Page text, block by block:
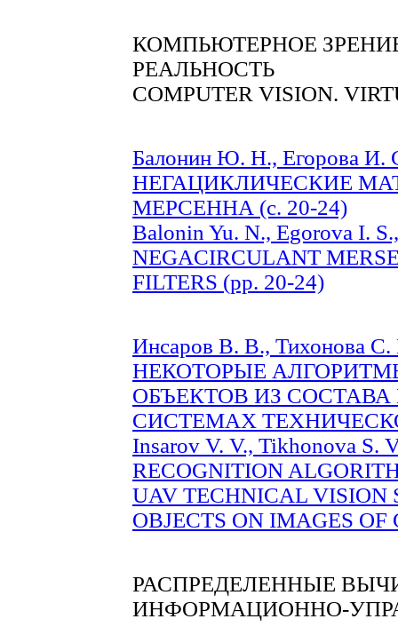
КОМПЬЮТЕРНОЕ
РЕАЛЬНОСТЬ
COMPUTER VISION.
Балонин Ю. Н., Егорова И.
НЕГАЦИКЛИЧЕСКИЕ
МЕРСЕННА (c. 20-24)
Balonin Yu. N., Egorova I.
NEGACIRCULANT
FILTERS (pp. 20-24)
Инсаров В. В., Тихонова
НЕКОТОРЫЕ
ОБЪЕКТОВ ИЗ
СИСТЕМАХ
Insarov V. V., Tikhonova S.
RECOGNITION
UAV TECHNICAL VISION
OBJECTS ON IMAGES OF
РАСПРЕДЕЛЕННЫЕ
ИНФОРМАЦИОННО-